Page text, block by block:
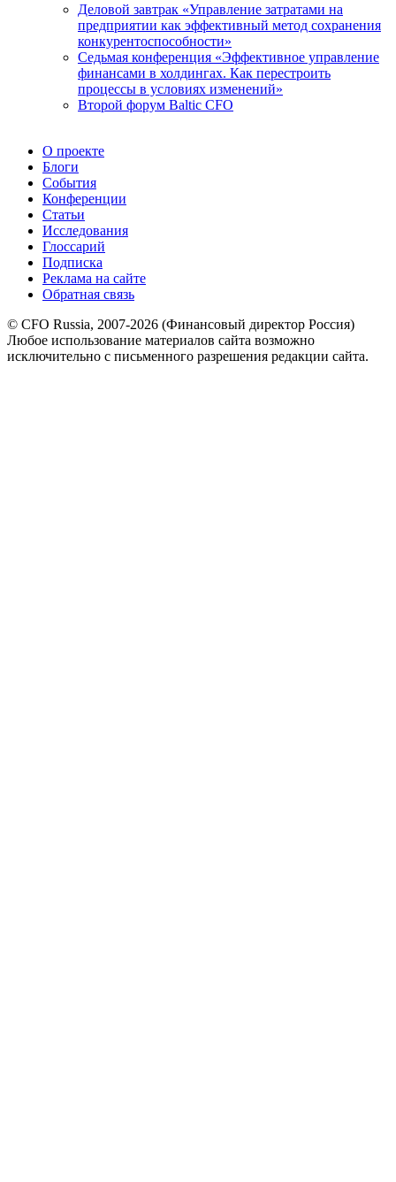
Деловой завтрак «Управление затратами на
предприятии как эффективный метод сохранения
конкурентоспособности»
Седьмая конференция «Эффективное управление
финансами в холдингах. Как перестроить
процессы в условиях изменений»
Второй форум Baltic CFO
О проекте
Блоги
События
Конференции
Статьи
Исследования
Глоссарий
Подписка
Реклама на сайте
Обратная связь
© CFO Russia, 2007-2026 (Финансовый директор Россия)
Любое использование материалов сайта возможно
исключительно с письменного разрешения редакции сайта.